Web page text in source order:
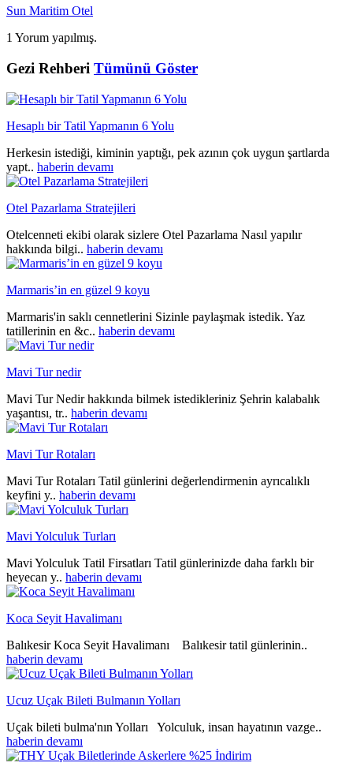
Sun Maritim Otel
1 Yorum yapılmış.
Gezi Rehberi Tümünü Göster
Hesaplı bir Tatil Yapmanın 6 Yolu
Herkesin istediği, kiminin yaptığı, pek azının çok uygun şartlarda
yapt.. haberin devamı
Otel Pazarlama Stratejileri
Otelcenneti ekibi olarak sizlere Otel Pazarlama Nasıl yapılır
hakkında bilgi.. haberin devamı
Marmaris’in en güzel 9 koyu
Marmaris'in saklı cennetlerini Sizinle paylaşmak istedik. Yaz
tatillerinin en &c.. haberin devamı
Mavi Tur nedir
Mavi Tur Nedir hakkında bilmek istedikleriniz Şehrin kalabalık
yaşantısı, tr.. haberin devamı
Mavi Tur Rotaları
Mavi Tur Rotaları Tatil günlerini değerlendirmenin ayrıcalıklı
keyfini y.. haberin devamı
Mavi Yolculuk Turları
Mavi Yolculuk Tatil Firsatları Tatil günlerinizde daha farklı bir
heyecan y.. haberin devamı
Koca Seyit Havalimanı
Balıkesir Koca Seyit Havalimanı Balıkesir tatil günlerinin..
haberin devamı
Ucuz Uçak Bileti Bulmanın Yolları
Uçak bileti bulma'nın Yolları Yolculuk, insan hayatının vazge..
haberin devamı